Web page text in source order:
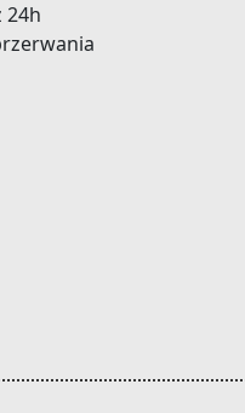
24h